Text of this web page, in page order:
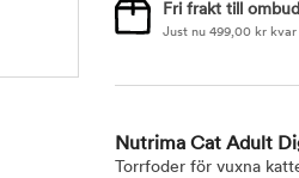
Fri frakt till
Just nu 499,00 kr
Nutrima Cat Adult
Torrfoder för vuxna